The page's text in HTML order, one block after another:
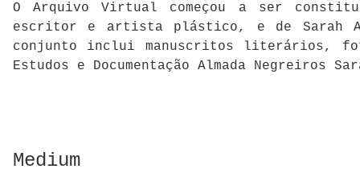
O Arquivo Virtual começou a ser
escritor e artista plástico, e de Sarah
conjunto inclui manuscritos literários,
Estudos e Documentação Almada Negreiros
Medium